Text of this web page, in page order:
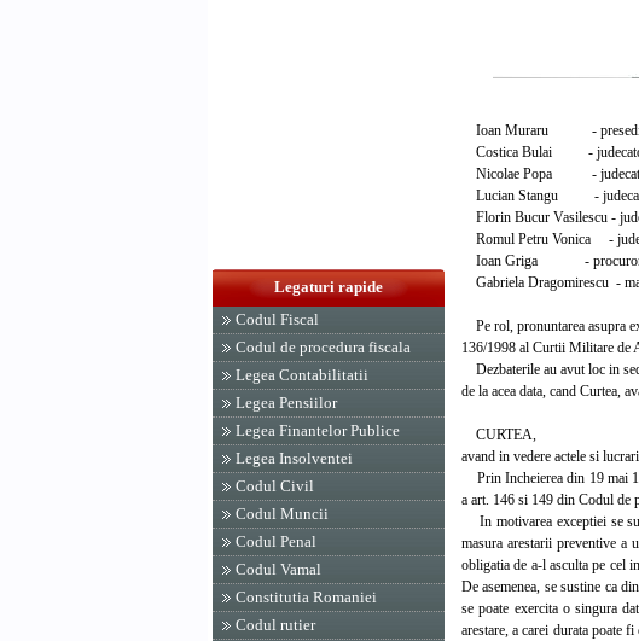
Legaturi rapide
Codul Fiscal
Codul de procedura fiscala
Legea Contabilitatii
Legea Pensiilor
Legea Finantelor Publice
Legea Insolventei
Codul Civil
Codul Muncii
Codul Penal
Codul Vamal
Constitutia Romaniei
Codul rutier
Ioan Muraru -
Costica Bulai -
Nicolae Popa -
Lucian Stangu -
Florin Bucur Vasilescu -
Romul Petru Vonica -
Ioan Griga -
Gabriela Dragomirescu -
Pe rol, pronuntarea asupra
136/1998 al Curtii Militare de
Dezbaterile au avut loc in
de la acea data, cand Curtea,
CURTEA,
avand in vedere actele si
Prin Incheierea din 19 mai
a art. 146 si 149 din Codul de
In motivarea exceptiei se
masura arestarii preventive a
obligatia de a-l asculta pe cel
De asemenea, se sustine ca
se poate exercita o singura
arestare, a carei durata poate